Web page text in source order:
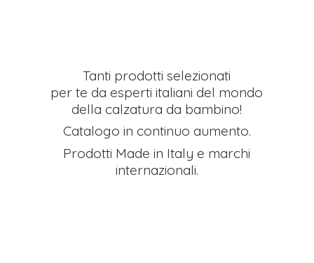
Tanti prodotti selezionati
per te da esperti italiani del mondo
della calzatura da bambino!
Catalogo in continuo aumento.
Prodotti Made in Italy e marchi
internazionali.